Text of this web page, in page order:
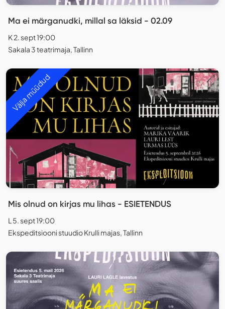
Ma ei märganudki, millal sa läksid - 02.09
K 2. sept 19:00
Sakala 3 teatrimaja, Tallinn
Välja müüdud
Mis olnud on kirjas mu lihas - ESIETENDUS
L 5. sept 19:00
Ekspeditsiooni stuudio Krulli majas, Tallinn